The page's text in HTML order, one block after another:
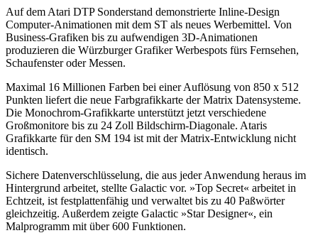
Auf dem Atari DTP Sonderstand demonstrierte Inline-Design
Computer-Animationen mit dem ST als neues Werbemittel. Von
Business-Grafiken bis zu aufwendigen 3D-Animationen
produzieren die Würzburger Grafiker Werbespots fürs Fernsehen,
Schaufenster oder Messen.
Maximal 16 Millionen Farben bei einer Auflösung von 850 x 512
Punkten liefert die neue Farbgrafikkarte der Matrix Datensysteme.
Die Monochrom-Grafikkarte unterstützt jetzt verschiedene
Großmonitore bis zu 24 Zoll Bildschirm-Diagonale. Ataris
Grafikkarte für den SM 194 ist mit der Matrix-Entwicklung nicht
identisch.
Sichere Datenverschlüsselung, die aus jeder Anwendung heraus im
Hintergrund arbeitet, stellte Galactic vor. »Top Secret« arbeitet in
Echtzeit, ist festplattenfähig und verwaltet bis zu 40 Paßwörter
gleichzeitig. Außerdem zeigte Galactic »Star Designer«, ein
Malprogramm mit über 600 Funktionen.